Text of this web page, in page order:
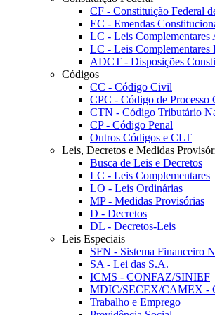
CF - Constituição Federal
EC - Emendas
LC - Leis Complementares
LC - Leis Complementares
ADCT - Disposições
Códigos
CC - Código Civil
CPC - Código de Processo
CTN - Código Tributário
CP - Código Penal
Outros Códigos e CLT
Leis, Decretos e Medidas
Busca de Leis e Decretos
LC - Leis Complementares
LO - Leis Ordinárias
MP - Medidas Provisórias
D - Decretos
DL - Decretos-Leis
Leis Especiais
SFN - Sistema Financeiro
SA - Lei das S.A.
ICMS - CONFAZ/SINIEF
MDIC/SECEX/CAMEX -
Trabalho e Emprego